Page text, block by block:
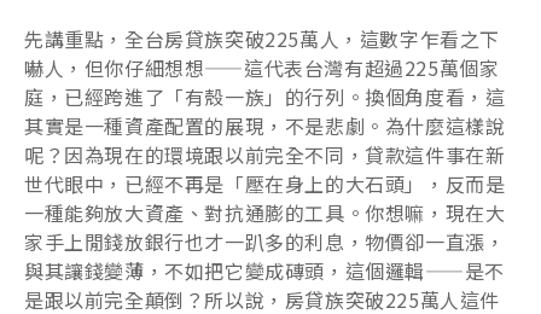
先講重點，全台房貸族突破225萬人，這數字乍看之下
嚇人，但你仔細想想——這代表台灣有超過225萬個家
庭，已經跨進了「有殼一族」的行列。換個角度看，這
其實是一種資產配置的展現，不是悲劇。為什麼這樣說
呢？因為現在的環境跟以前完全不同，貸款這件事在新
世代眼中，已經不再是「壓在身上的大石頭」，反而是
一種能夠放大資產、對抗通膨的工具。你想嘛，現在大
家手上閒錢放銀行也才一趴多的利息，物價卻一直漲，
與其讓錢變薄，不如把它變成磚頭，這個邏輯——是不
是跟以前完全顛倒？所以說，房貸族突破225萬人這件